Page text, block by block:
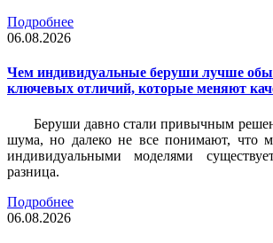
Подробнее
06.08.2026
Чем индивидуальные беруши лучше
ключевых отличий, которые меняют
Беруши давно стали привычным
шума, но далеко не все понимают, что
индивидуальными моделями
разница.
Подробнее
06.08.2026